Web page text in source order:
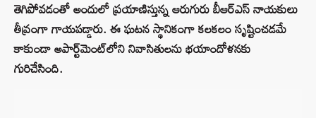
తెగిపోవడంతో అందులో ప్రయాణిస్తున్న ఆరుగురు బీఆర్ఎస్ నాయకులు
తీవ్రంగా గాయపడ్డారు. ఈ ఘటన స్థానికంగా కలకలం సృష్టించడమే
కాకుండా అపార్ట్‌మెంట్‌లోని నివాసితులను భయాందోళనకు
గురిచేసింది.